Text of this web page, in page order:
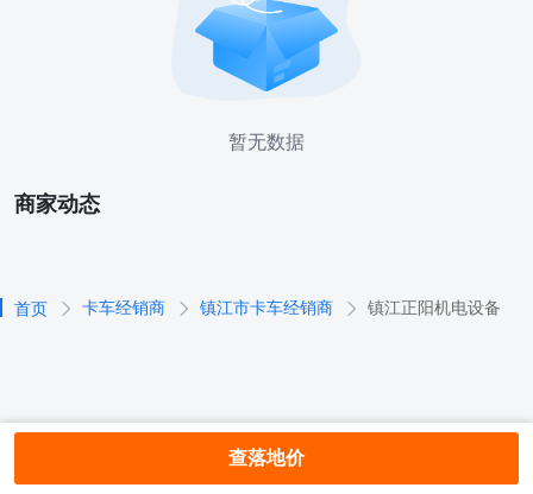
暂无数据
商家动态
首页 卡车经销商 镇江市卡车经销商 镇江正阳机电设备
查落地价